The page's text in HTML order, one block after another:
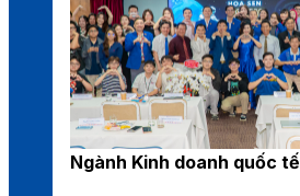
Ngành Kinh doanh quốc tế